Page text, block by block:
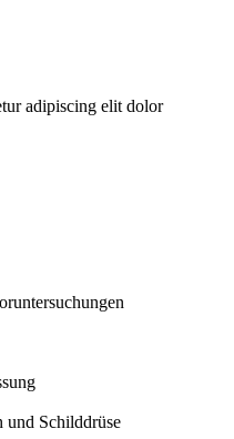
adipiscing elit dolor
und Schilddrüse